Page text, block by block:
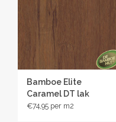
Bamboe Elite
Caramel DT lak
€74,95